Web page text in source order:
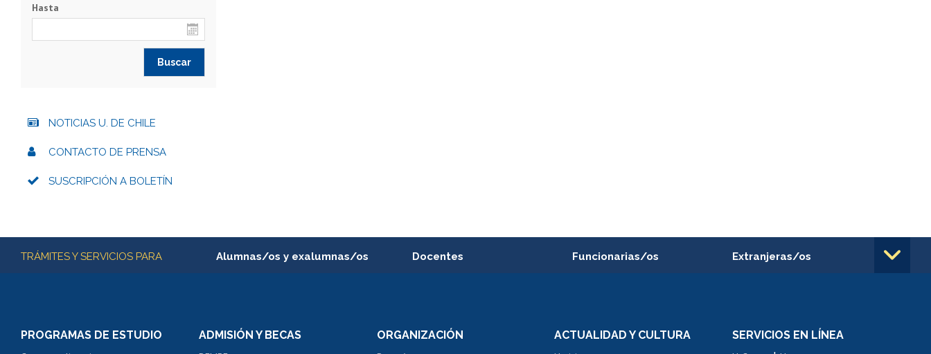
Hasta
NOTICIAS U. DE CHILE
CONTACTO DE PRENSA
SUSCRIPCIÓN A BOLETÍN
Más información
TRÁMITES Y SERVICIOS PARA Alumnas/os y exalumnas/os Docentes
Perfeccionamiento
Funcionarias/os
Portal de movilidad interna
Extranjeras/os
PROGRAMAS DE ESTUDIO ADMISIÓN Y BECAS ORGANIZACIÓN ACTUALIDAD Y CULTURA SERVICIOS EN LÍNEA